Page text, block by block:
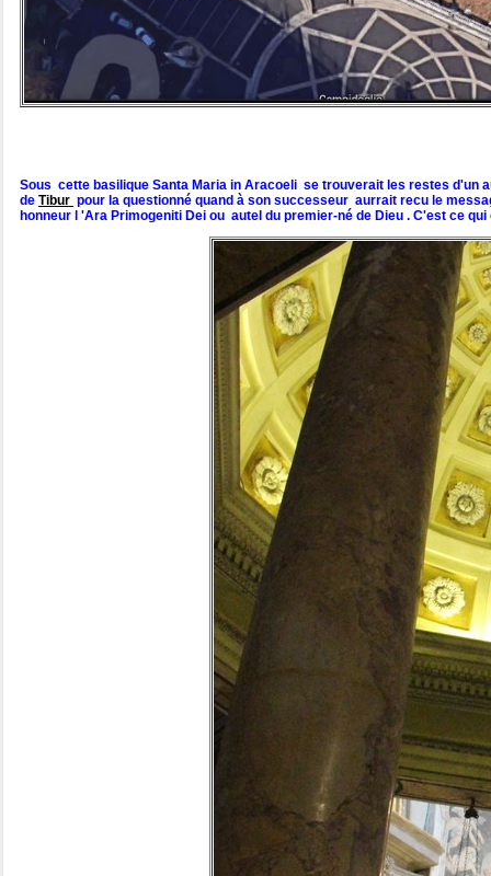
Sous cette basilique Santa Maria in Aracoeli se trouverait les restes d'un
de Tibur pour la questionné quand à son successeur aurrait recu le
honneur l 'Ara Primogeniti Dei ou autel du premier-né de Dieu . C'est ce